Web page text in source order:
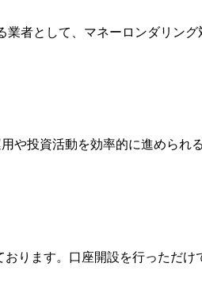
者として、マネーロンダリン
投資活動を効率的に進められ
ります。口座開設を行っただけ